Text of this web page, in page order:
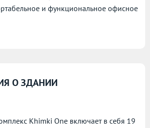
и функциональное офисное
О ЗДАНИИ
Khimki One включает в себя 19